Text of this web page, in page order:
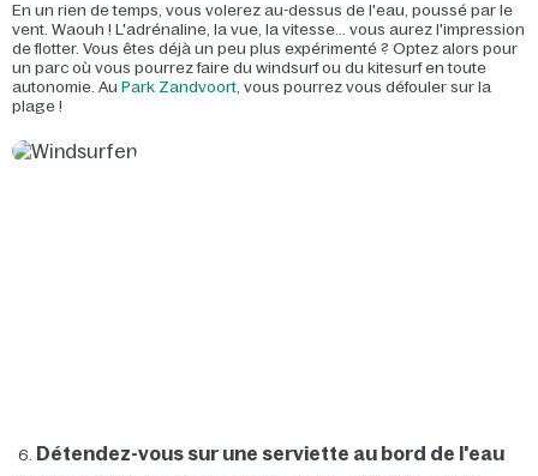
En un rien de temps, vous volerez au-dessus de l'eau, poussé par le
vent. Waouh ! L'adrénaline, la vue, la vitesse... vous aurez l'impression
de flotter. Vous êtes déjà un peu plus expérimenté ? Optez alors pour
un parc où vous pourrez faire du windsurf ou du kitesurf en toute
autonomie. Au Park Zandvoort, vous pourrez vous défouler sur la
plage !
Détendez-vous sur une serviette au bord de l'eau